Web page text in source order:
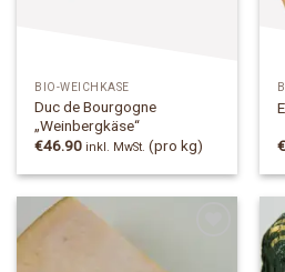
BIO-WEICHKÄSE
Duc de Bourgogne
„Weinbergkäse“
€46.90 inkl. MwSt. (pro kg) €